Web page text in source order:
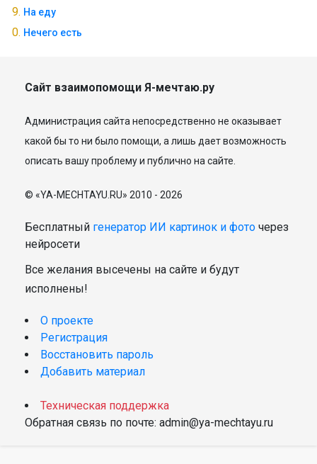
На еду
Нечего есть
Сайт взаимопомощи Я-мечтаю.ру
Администрация сайта непосредственно не оказывает
какой бы то ни было помощи, а лишь дает возможность
описать вашу проблему и публично на сайте.
© «YA-MECHTAYU.RU» 2010 - 2026
Бесплатный генератор ИИ картинок и фото через
нейросети
Все желания высечены на сайте и будут
исполнены!
О проекте
Регистрация
Восстановить пароль
Добавить материал
Техническая поддержка
Обратная связь по почте: admin@ya-mechtayu.ru